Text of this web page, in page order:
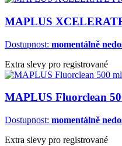
MAPLUS
Dostupnost: momentálně
Extra slevy pro registrované
MAPLUS Fluorclean
Dostupnost: momentálně
Extra slevy pro registrované